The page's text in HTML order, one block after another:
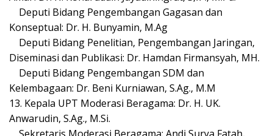
Deputi Bidang Pengembangan Gagasan dan
Konseptual: Dr. H. Bunyamin, M.Ag
Deputi Bidang Penelitian, Pengembangan Jaringan,
Diseminasi dan Publikasi: Dr. Hamdan Firmansyah, MH.
Deputi Bidang Pengembangan SDM dan
Kelembagaan: Dr. Beni Kurniawan, S.Ag., M.M
13. Kepala UPT Moderasi Beragama: Dr. H. UK.
Anwarudin, S.Ag., M.Si.